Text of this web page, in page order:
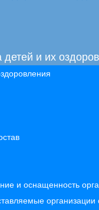
и их
и оснащенность